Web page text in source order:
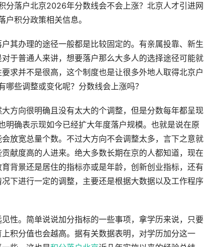
落户北京2026年分数线会不会上涨？北京人才引进网
积分政策相关信息。
其办理的途径一般都是比较固定的。有亲属投靠、新生
于普通人来讲，想要落户那么大多人的选择途径可能就
求并不是很高，这个制度也是让很多外地人取得北京户
些调整或变化呢？分数线会上涨吗？
方向很明确且没有太大的个调整，但是分数每年都呈现
确表示现如今已经扩大年度落户规模。也就是说在原
放宽总量个数。不过大方向不会调整太多，言下之意就
献度高的人进来。绝大多数长期在京的人都知道，现在
背景还是居住的指标亦或是年龄，创新创业指标，还有
下进行一定的调整，主要还是根据大数据以及工作程序
性。简单说说加分指标的一些事项，拿学历来说，只要
积分值也会越高。据有关数据表明，对学历加分这一